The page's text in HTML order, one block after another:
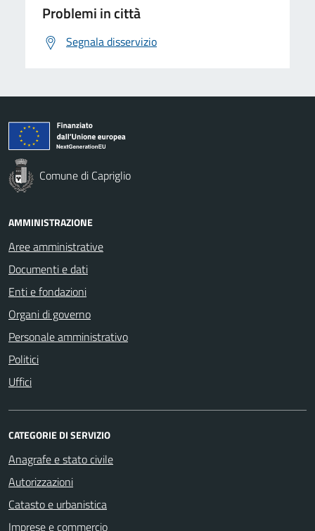
Problemi in città
Segnala disservizio
Comune di Capriglio
AMMINISTRAZIONE
Aree amministrative
Documenti e dati
Enti e fondazioni
Organi di governo
Personale amministrativo
Politici
Uffici
CATEGORIE DI SERVIZIO
Anagrafe e stato civile
Autorizzazioni
Catasto e urbanistica
Imprese e commercio